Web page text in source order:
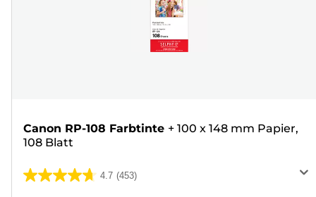
Canon RP-108 Farbtinte + 100 x 148 mm Papier,
108 Blatt
4.7 (453)
4.7